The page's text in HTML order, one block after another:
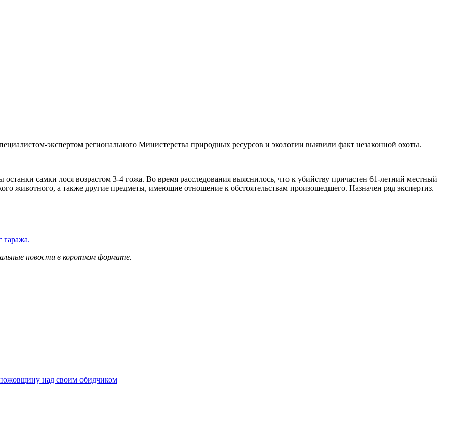
экспертом регионального Министерства природных ресурсов и экологии выявили факт незаконной охоты.
самки лося возрастом 3-4 гожа. Во время расследования выяснилось, что к убийству причастен 61-летний местный
животного, а также другие предметы, имеющие отношение к обстоятельствам произошедшего. Назначен ряд экспертиз.
гаража.
новости в коротком формате.
над своим обидчиком